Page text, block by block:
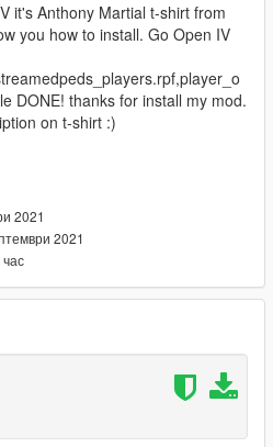
it's Anthony Martial t-shirt from
you how to install. Go Open IV
DONE! thanks for install my mod.
on t-shirt :)
2021
2021